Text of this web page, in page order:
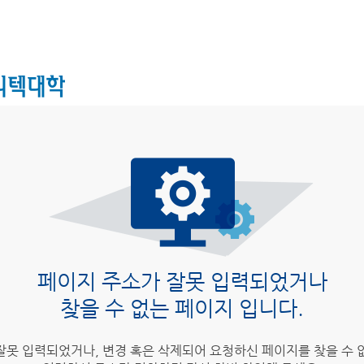
페이지 주소가 잘못 입력되었거나
찾을 수 없는 페이지 입니다.
못 입력되었거나, 변경 혹은 삭제되어 요청하신 페이지를 찾을 수